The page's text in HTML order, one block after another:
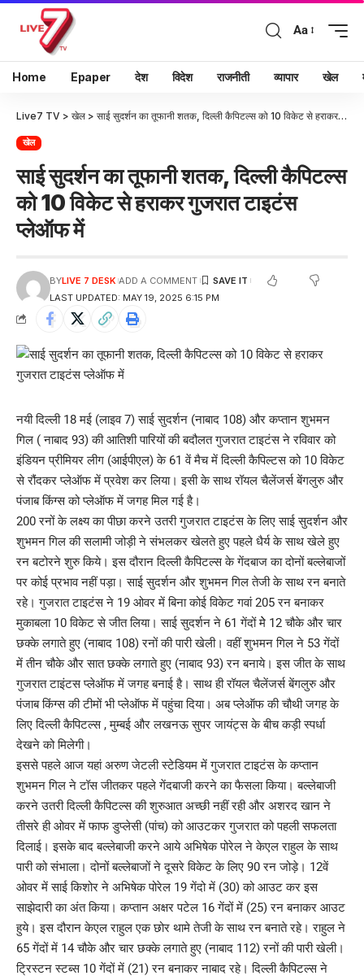
Aa
Home Epaper देश विदेश राजनीती व्यापार खेल
Live7 TV > खेल > साई सुदर्शन का तूफानी शतक, दिल्ली कैपिटल्स को 10 विकेट से हराकर गुजरात टाइटंस प्लेऑफ में
खेल
साई सुदर्शन का तूफानी शतक, दिल्ली कैपिटल्स
को 10 विकेट से हराकर गुजरात टाइटंस
प्लेऑफ में
LAST UPDATED: MAY 19, 2025 6:15 PM
BYLIVE 7 DESK ADD A COMMENT
नयी दिल्ली 18 मई (लाइव 7) साई सुदर्शन (नाबाद 108) और कप्तान शुभमन
गिल ( नाबाद 93) की आतिशी पारियों की बदौलत गुजरात टाइटंस ने रविवार को
इंडियन प्रीमियर लीग (आईपीएल) के 61 वें मैच में दिल्ली कैपिल्टस को 10 विकेट
से रौंदकर प्लेऑफ में प्रवेश कर लिया। इसी के साथ रॉयल चैलेंजर्स बेंगलुरु और
पंजाब किंग्स को प्लेऑफ में जगह मिल गई है।
200 रनों के लक्ष्य का पीछा करने उतरी गुजरात टाइटंस के लिए साई सुदर्शन और
शुभमन गिल की सलामी जोड़ी ने संभलकर खेलते हुए पहले धैर्य के साथ खेले हुए
रन बटोरने शुरु किये। इस दौरान दिल्ली कैपिटल्स के गेंदबाज का दोनों बल्लेबाजों
पर कोई प्रभाव नहीं पड़ा। साई सुदर्शन और शुभमन गिल तेजी के साथ रन बनाते
रहे। गुजरात टाइटंस ने 19 ओवर में बिना कोई विकेट गवां 205 रन बनाकर
मुकाबला 10 विकेट से जीत लिया। साई सुदर्शन ने 61 गेंदों मेे 12 चौके और चार
छक्के लगाते हुए (नाबाद 108) रनों की पारी खेली। वहीं शुभमन गिल ने 53 गेंदों
में तीन चौके और सात छक्के लगाते हुए (नाबाद 93) रन बनाये। इस जीत के साथ
गुजरात टाइंटस प्लेऑफ में जगह बनाई है। साथ ही रॉयल चैलेंजर्स बेंगलुरु और
पंजाब किंग्स की टीमों भी प्लेऑफ में पहुंचा दिया। अब प्लेऑफ की चौथी जगह के
लिए दिल्ली कैपिटल्स , मुम्बई और लखनऊ सुपर जायंट्स के बीच कड़ी स्पर्धा
देखने को मिलेगी।
इससे पहले आज यहां अरुण जेटली स्टेडियम में गुजरात टाइटंस के कप्तान
शुभमन गिल ने टॉस जीतकर पहले गेंदबाजी करने का फैसला किया। बल्लेबाजी
करने उतरी दिल्ली कैपिटल्स की शुरुआत अच्छी नहीं रही और अशरद खान ने
तीसरे ही ओवर में फाफ डुप्लेसी (पांच) को आउटकर गुजरात को पहली सफलता
दिलाई। इसके बाद बल्लेबाजी करने आये अभिषेक पोरेल ने केएल राहुल के साथ
पारी को संभाला। दोनों बल्लेबाजों ने दूसरे विकेट के लिए 90 रन जोड़े। 12वें
ओवर में साई किशोर ने अभिषेक पोरेल 19 गेंदो में (30) को आउट कर इस
साझेदारी का अंत किया। कप्तान अक्षर पटेल 16 गेंदों में (25) रन बनाकर आउट
हुये। इस दौरान केएल राहुल एक छोर थामे तेजी के साथ रन बनाते रहे। राहुल ने
65 गेंदों में 14 चौके और चार छक्के लगाते हुए (नाबाद 112) रनों की पारी खेली।
ट्रिस्टन स्टब्स 10 गेंदों में (21) रन बनाकर नाबाद रहे। दिल्ली कैपिटल्स ने